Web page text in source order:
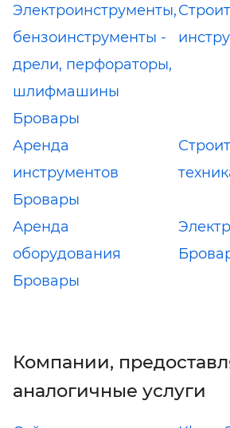
Электроинструменты,
бензоинструменты -
дрели, перфораторы,
шлифмашины
Бровары
Аренда
инструментов
Бровары
Аренда
оборудования
Бровары
Компании,
аналогичные услуги